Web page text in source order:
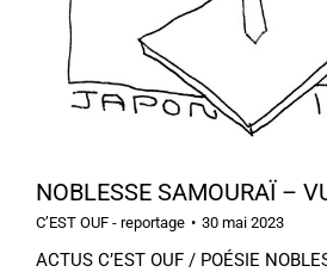
NOBLESSE SAMOURAÏ –
C’EST OUF - reportage 30 mai 2023
ACTUS C’EST OUF / POÉSIE